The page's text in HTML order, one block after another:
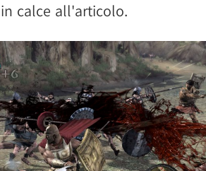
calce all'articolo.